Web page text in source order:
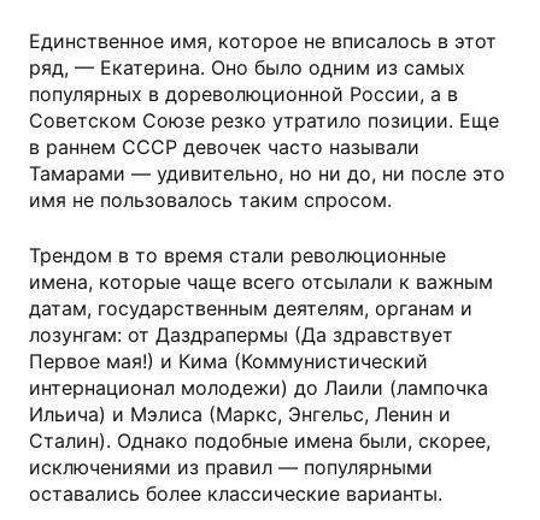
Единственное имя, которое не вписалось в этот
ряд, — Екатерина. Оно было одним из самых
популярных в дореволюционной России, а в
Советском Союзе резко утратило позиции. Еще
в раннем СССР девочек часто называли
Тамарами — удивительно, но ни до, ни после это
имя не пользовалось таким спросом.
Трендом в то время стали революционные
имена, которые чаще всего отсылали к важным
датам, государственным деятелям, органам и
лозунгам: от Даздрапермы (Да здравствует
Первое мая!) и Кима (Коммунистический
интернационал молодежи) до Лаили (лампочка
Ильича) и Мэлиса (Маркс, Энгельс, Ленин и
Сталин). Однако подобные имена были, скорее,
исключениями из правил — популярными
оставались более классические варианты.